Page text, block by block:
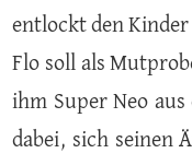
entlockt den Kinder
Flo soll als
ihm Super Neo
dabei, sich seinen